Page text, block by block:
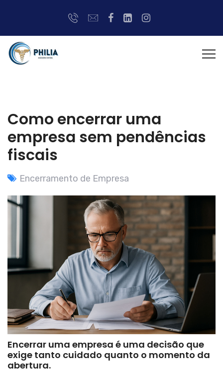
Como encerrar uma
empresa sem pendências
fiscais
Encerramento de Empresa
Encerrar uma empresa é uma decisão que
exige tanto cuidado quanto o momento da
abertura.